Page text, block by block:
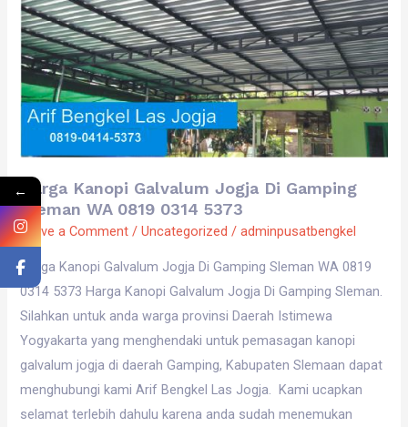
Harga Kanopi Galvalum Jogja Di Gamping
Sleman WA 0819 0314 5373
Leave a Comment /Uncategorized /adminpusatbengkel
Harga Kanopi Galvalum Jogja Di Gamping Sleman WA 0819
0314 5373 Harga Kanopi Galvalum Jogja Di Gamping Sleman.
Silahkan untuk anda warga provinsi Daerah Istimewa
Yogyakarta yang menghendaki untuk pemasagan kanopi
galvalum jogja di daerah Gamping, Kabupaten Slemaan dapat
menghubungi kami Arif Bengkel Las Jogja. Kami ucapkan
selamat terlebih dahulu karena anda sudah menemukan
Di
Gamping
Sleman
WA
0819
5373
←